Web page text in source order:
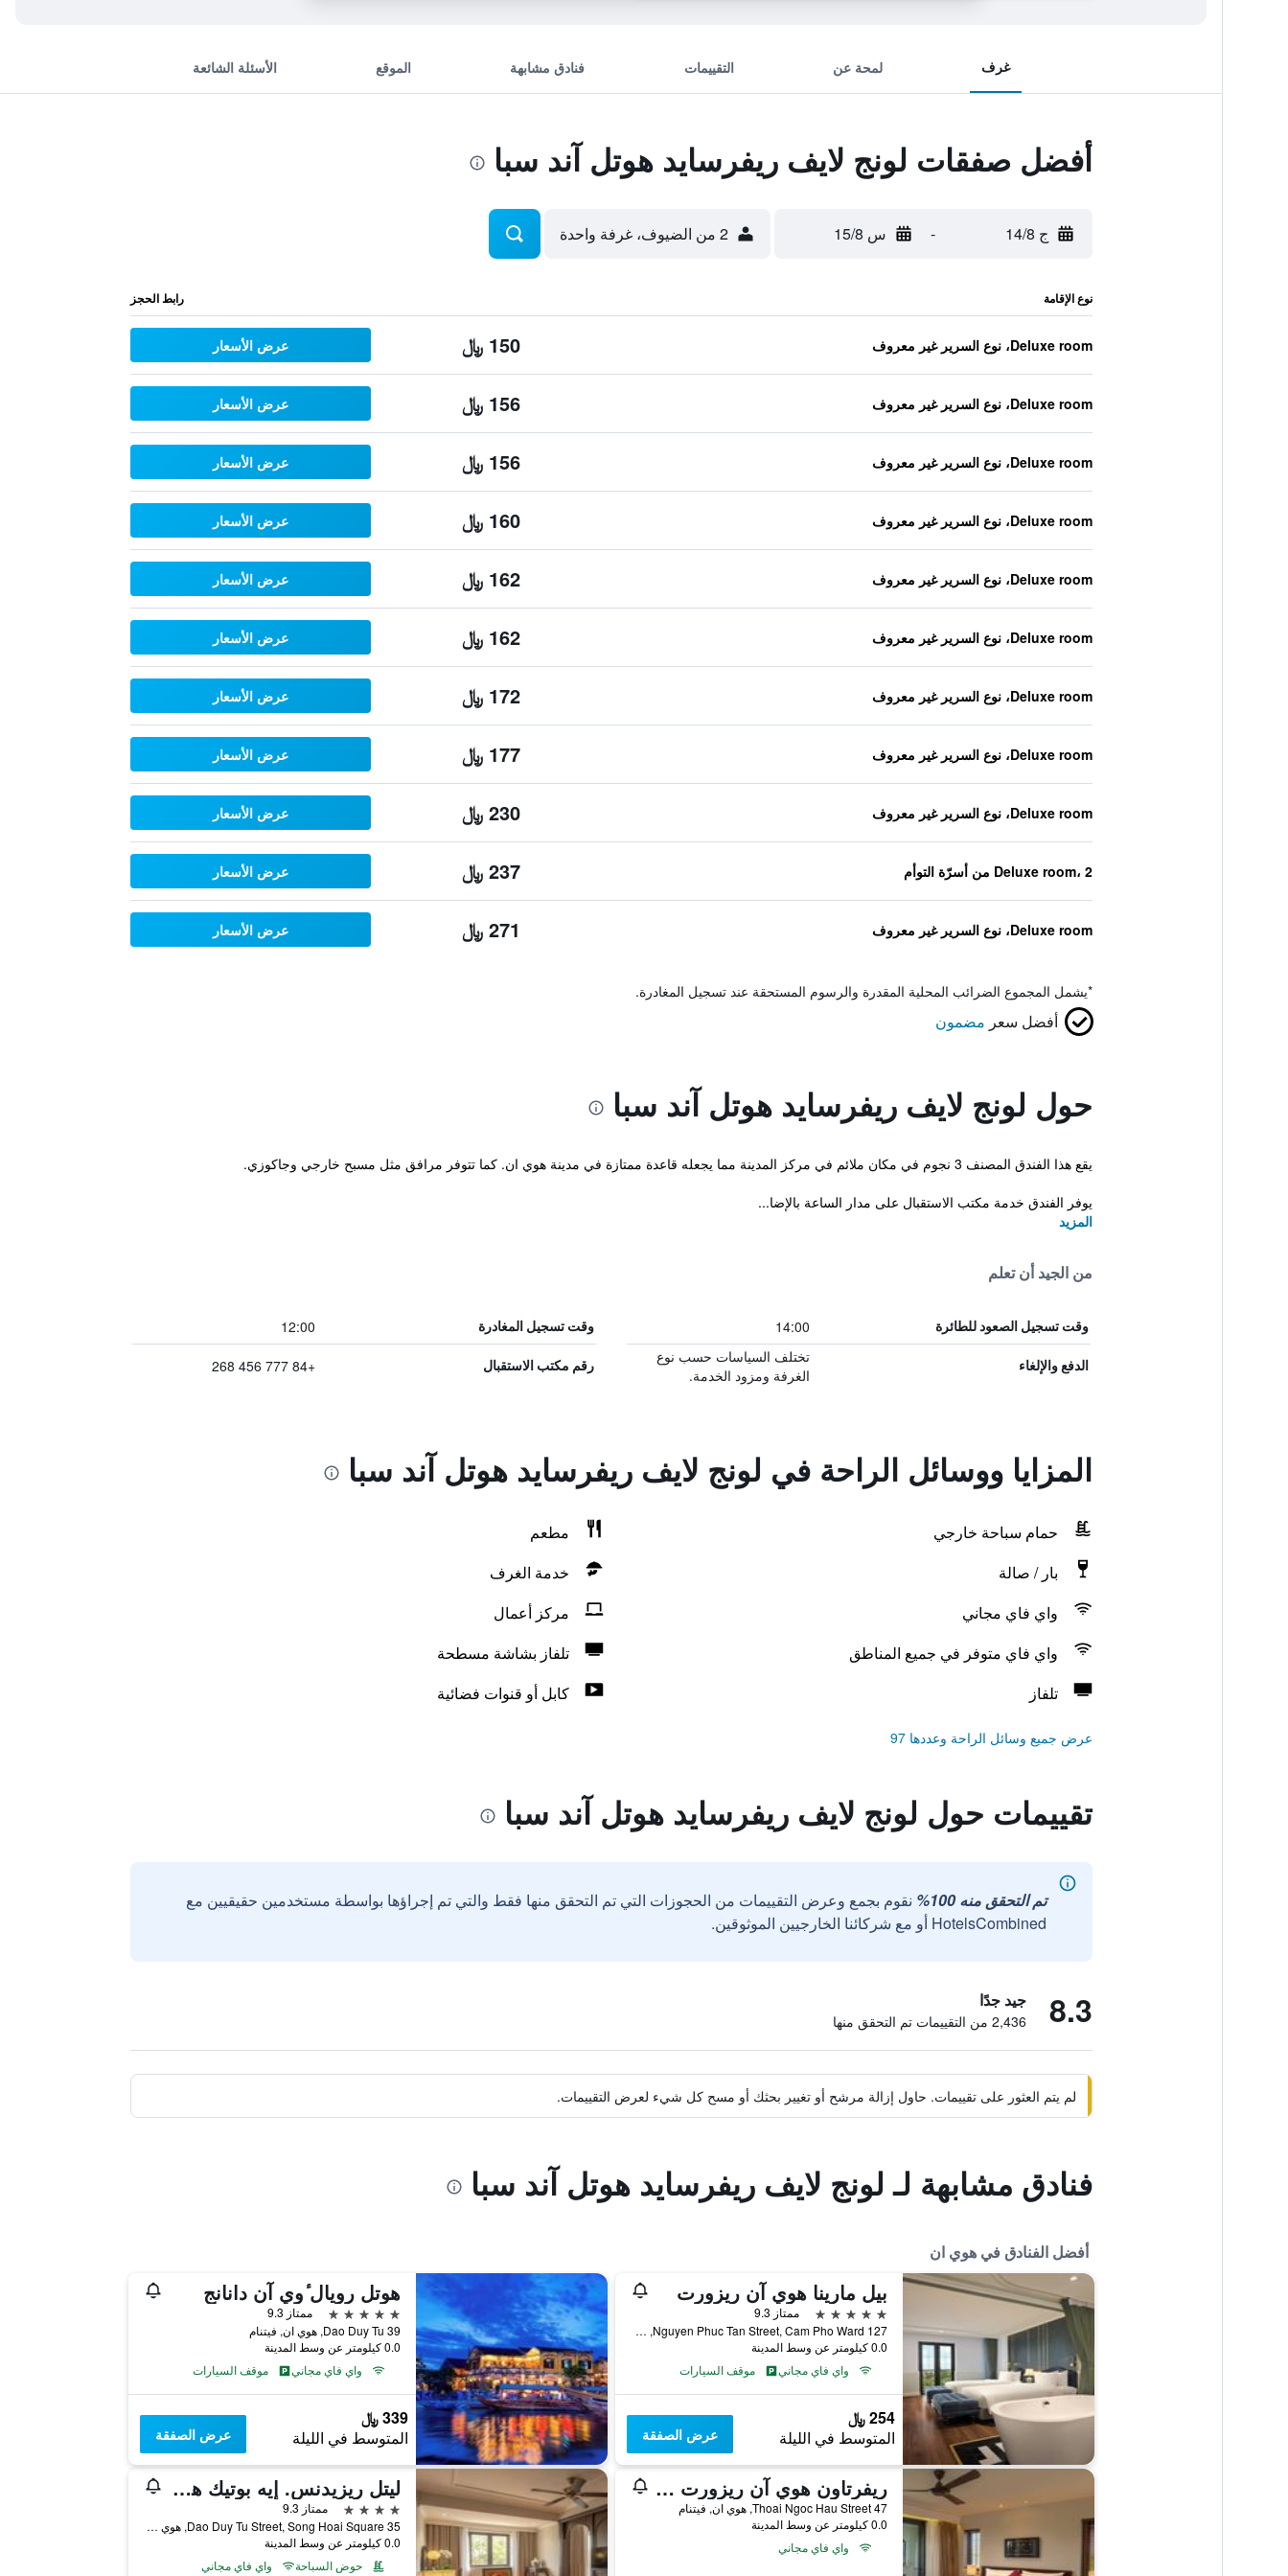
غرف لمحة عن التقييمات فنادق مشابهة الموقع الأسئلة الشائعة
أفضل صفقات لونج لايف ريفرسايد هوتل آند سبا
ج 14/8 - س 15/8 2 من الضيوف، غرفة واحدة
نوع الإقامة رابط الحجز
Deluxe room، نوع السرير غير معروف 150 ﷼ عرض الأسعار
Deluxe room، نوع السرير غير معروف 156 ﷼ عرض الأسعار
Deluxe room، نوع السرير غير معروف 156 ﷼ عرض الأسعار
Deluxe room، نوع السرير غير معروف 160 ﷼ عرض الأسعار
Deluxe room، نوع السرير غير معروف 162 ﷼ عرض الأسعار
Deluxe room، نوع السرير غير معروف 162 ﷼ عرض الأسعار
Deluxe room، نوع السرير غير معروف 172 ﷼ عرض الأسعار
Deluxe room، نوع السرير غير معروف 177 ﷼ عرض الأسعار
Deluxe room، نوع السرير غير معروف 230 ﷼ عرض الأسعار
Deluxe room، 2 من أسرّة التوأم 237 ﷼ عرض الأسعار
Deluxe room، نوع السرير غير معروف 271 ﷼ عرض الأسعار
*يشمل المجموع الضرائب المحلية المقدرة والرسوم المستحقة عند تسجيل المغادرة.
أفضل سعر مضمون
حول لونج لايف ريفرسايد هوتل آند سبا
يقع هذا الفندق المصنف 3 نجوم في مكان ملائم في مركز المدينة مما يجعله قاعدة ممتازة في مدينة هوي ان. كما تتوفر مرافق مثل مسبح خارجي وجاكوزي.
يوفر الفندق خدمة مكتب الاستقبال على مدار الساعة بالإضا...
المزيد
من الجيد أن تعلم
وقت تسجيل الصعود للطائرة 14:00 وقت تسجيل المغادرة 12:00
الدفع والإلغاء
تختلف السياسات حسب نوع
الغرفة ومزود الخدمة.
رقم مكتب الاستقبال +84 777 456 268
المزايا ووسائل الراحة في لونج لايف ريفرسايد هوتل آند سبا
حمام سباحة خارجي
مطعم
بار / صالة
خدمة الغرف
واي فاي مجاني
مركز أعمال
واي فاي متوفر في جميع المناطق
تلفاز بشاشة مسطحة
تلفاز
كابل أو قنوات فضائية
عرض جميع وسائل الراحة وعددها 97
تقييمات حول لونج لايف ريفرسايد هوتل آند سبا
تم التحقق منه 100%
نقوم بجمع وعرض التقييمات من الحجوزات التي تم التحقق منها فقط والتي تم إجراؤها بواسطة مستخدمين حقيقيين مع
HotelsCombined أو مع شركائنا الخارجيين الموثوقين.
8.3 جيد جدًا
2,436 من التقييمات تم التحقق منها
لم يتم العثور على تقييمات. حاول إزالة مرشح أو تغيير بحثك أو مسح كل شيء لعرض التقييمات.
فنادق مشابهة لـ لونج لايف ريفرسايد هوتل آند سبا
أفضل الفنادق في هوي ان
بيل مارينا هوي آن ريزورت
5 نجوم
ممتاز 9.3
127 Nguyen Phuc Tan Street, Cam Pho Ward, هوي ان, فيتنام
0.0 كيلومتر عن وسط المدينة
واي فاي مجاني
موقف السيارات
254 ﷼
المتوسط في الليلة عرض الصفقة
هوتل رويال ٔوي آن دانانج
5 نجوم
ممتاز 9.3
39 Dao Duy Tu, هوي ان, فيتنام
0.0 كيلومتر عن وسط المدينة
واي فاي مجاني
موقف السيارات
339 ﷼
المتوسط في الليلة عرض الصفقة
ريفرتاون هوي آن ريزورت آند سبا
47 Thoai Ngoc Hau Street, هوي ان, فيتنام
0.0 كيلومتر عن وسط المدينة
واي فاي مجاني
ليتل ريزيدنس. إيه بوتيك هوتل آند سبا
4 نجوم
ممتاز 9.3
35 Dao Duy Tu Street, Song Hoai Square, هوي ان, فيتنام
0.0 كيلومتر عن وسط المدينة
حوض السباحة
واي فاي مجاني